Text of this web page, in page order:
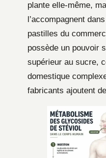
plante elle-même,
l’accompagnent
pastilles du
possède un pouvoir
supérieur au sucre,
domestique
fabricants ajoutent